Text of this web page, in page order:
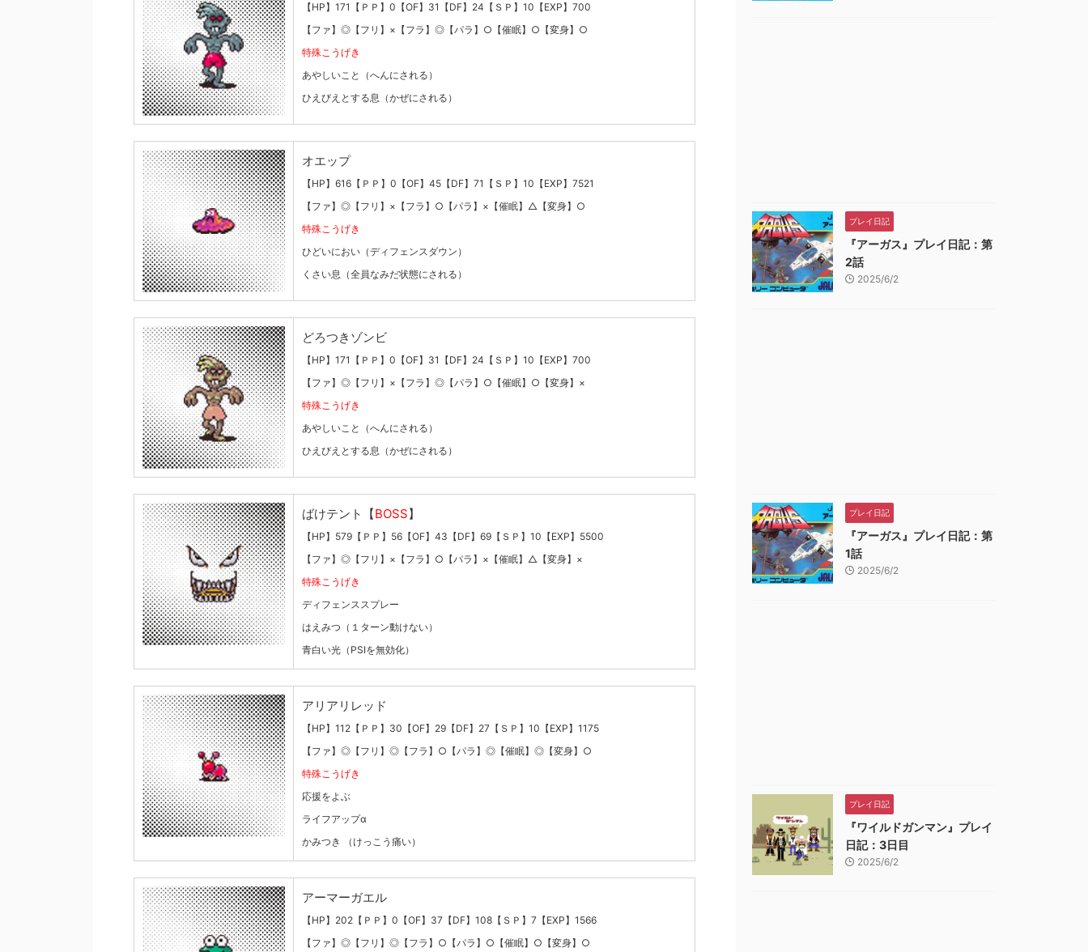
【HP】171【ＰＰ】0【OF】31【DF】24【ＳＰ】10【EXP】700
【ファ】◎【フリ】×【フラ】◎【パラ】○【催眠】○【変身】○
特殊こうげき
あやしいこと（へんにされる）
ひえびえとする息（かぜにされる）
オエップ
【HP】616【ＰＰ】0【OF】45【DF】71【ＳＰ】10【EXP】7521
【ファ】◎【フリ】×【フラ】○【パラ】×【催眠】△【変身】○
特殊こうげき
ひどいにおい（ディフェンスダウン）
くさい息（全員なみだ状態にされる）
どろつきゾンビ
【HP】171【ＰＰ】0【OF】31【DF】24【ＳＰ】10【EXP】700
【ファ】◎【フリ】×【フラ】◎【パラ】○【催眠】○【変身】×
特殊こうげき
あやしいこと（へんにされる）
ひえびえとする息（かぜにされる）
ばけテント【BOSS】
【HP】579【ＰＰ】56【OF】43【DF】69【ＳＰ】10【EXP】5500
【ファ】◎【フリ】×【フラ】○【パラ】×【催眠】△【変身】×
特殊こうげき
ディフェンススプレー
はえみつ（１ターン動けない）
青白い光（PSIを無効化）
アリアリレッド
【HP】112【ＰＰ】30【OF】29【DF】27【ＳＰ】10【EXP】1175
【ファ】◎【フリ】◎【フラ】○【パラ】◎【催眠】◎【変身】○
特殊こうげき
応援をよぶ
ライフアップα
かみつき （けっこう痛い）
アーマーガエル
【HP】202【ＰＰ】0【OF】37【DF】108【ＳＰ】7【EXP】1566
【ファ】◎【フリ】◎【フラ】○【パラ】○【催眠】○【変身】○
プレイ日記
『アーガス』プレイ日記：第
2話
2025/6/2
プレイ日記
『アーガス』プレイ日記：第
1話
2025/6/2
プレイ日記
『ワイルドガンマン』プレイ
日記：3日目
2025/6/2